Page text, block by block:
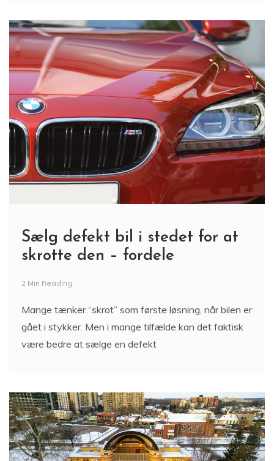
Sælg defekt bil i stedet for at
skrotte den – fordele
2 Min Reading
Mange tænker “skrot” som første løsning, når bilen er
gået i stykker. Men i mange tilfælde kan det faktisk
være bedre at sælge en defekt